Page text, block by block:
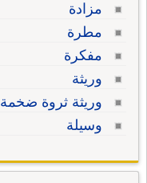
مزادة
مطرة
مفكرة
وريثة
وريثة ثروة ضخمة
وسيلة